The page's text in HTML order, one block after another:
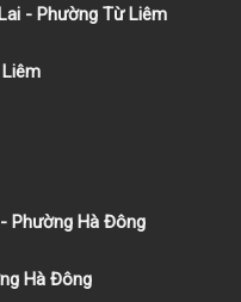
- Phường Từ Liêm
Phường Hà Đông
Hà Đông